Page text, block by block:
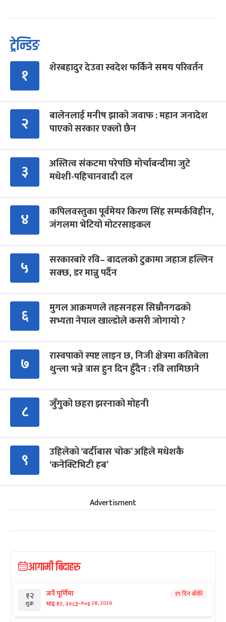
ट्रेन्डिङ
१ शेरबहादुर देउवा स्वदेश फर्किने समय परिवर्तन
२
बालेनलाई मनीष झाको जवाफ : महान जनादेश
पाएको सरकार एक्लो छैन
३
अस्तित्व संकटमा परेपछि मोर्चाबन्दीमा जुटे
मधेशी-पहिचानवादी दल
४
कपिलवस्तुका पूर्वमेयर किरण सिंह सम्पर्कविहीन,
जंगलमा भेटियो मोटरसाइकल
५
सरकारबारे रवि– बादलको टुक्रामा जहाज हल्लिन
सक्छ, डर मान्नु पर्दैन
६
मुगल आक्रमणले तहसनहस सिम्रौनगढको
सभ्यता नेपाल खाल्डोले कसरी जोगायो ?
७
रास्वपाको स्पष्ट लाइन छ, निजी क्षेत्रमा कतिबेला
थुन्ला भन्ने त्रास हुन दिन हुँदैन : रवि लामिछाने
८ जुँगुको छहरा झरनाको मोहनी
९
उहिलेको ‘बर्दीबास चोक’ अहिले मधेशकै
‘कनेक्टिभिटी हब’
Advertisment
आगामी बिदाहरु
१२
शुक्र
जनै पूर्णिमा
भाद्र १२, २०८३-Aug 28, 2026
१९ दिन बाँकी